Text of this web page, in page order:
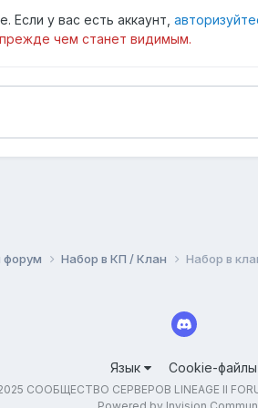
у вас есть аккаунт,
чем станет видимым.
форум Набор в КП / Клан Набор в
Язык Cookie-файлы
СООБЩЕСТВО СЕРВЕРОВ LINEAGE II